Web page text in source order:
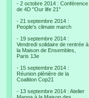
- 2 octobre 2014 : Conférence
de 4D "Our life 21"
- 21 septembre 2014 :
People's climate march
- 19 septembre 2014 :
Vendredi solidaire de rentrée à
la Maison de Ensembles,
Paris 13e
- 15 septembre 2014 :
Réunion plénière de la
Coalition Cop21
- 13 septembre 2014 : Atelier